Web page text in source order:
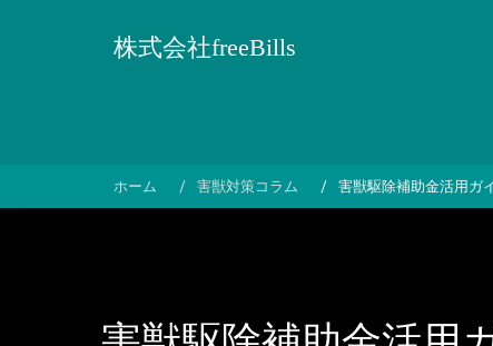
キ
株式会社freeBills
ホーム 害獣対策コラム 害獣駆除補助金活用ガ